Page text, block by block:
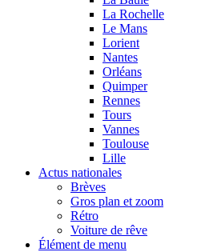
La Rochelle
Le Mans
Lorient
Nantes
Orléans
Quimper
Rennes
Tours
Vannes
Toulouse
Lille
Actus nationales
Brèves
Gros plan et zoom
Rétro
Voiture de rêve
Élément de menu